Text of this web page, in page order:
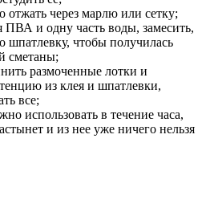
через марлю или сетку;
ПВА и одну часть воды, замесить,
шпатлевку, чтобы получилась
сметаны;
размоченные лотки и
из клея и шпатлевки,
все;
использовать в течение часа,
и из нее уже ничего нельзя